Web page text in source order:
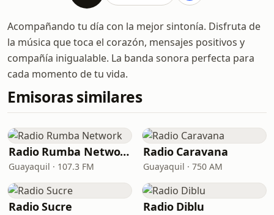
Acompañando tu día con la mejor sintonía. Disfruta de
la música que toca el corazón, mensajes positivos y
compañía inigualable. La banda sonora perfecta para
cada momento de tu vida.
Emisoras similares
Radio Rumba Network
Guayaquil · 107.3 FM
Radio Caravana
Guayaquil · 750 AM
Radio Sucre Radio Diblu